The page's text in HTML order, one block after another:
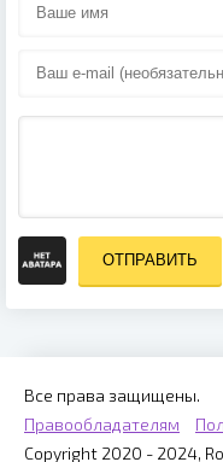
ОТПРАВИТЬ
Все права защищены.
Правообладателям
Copyright 2020 - 2024,